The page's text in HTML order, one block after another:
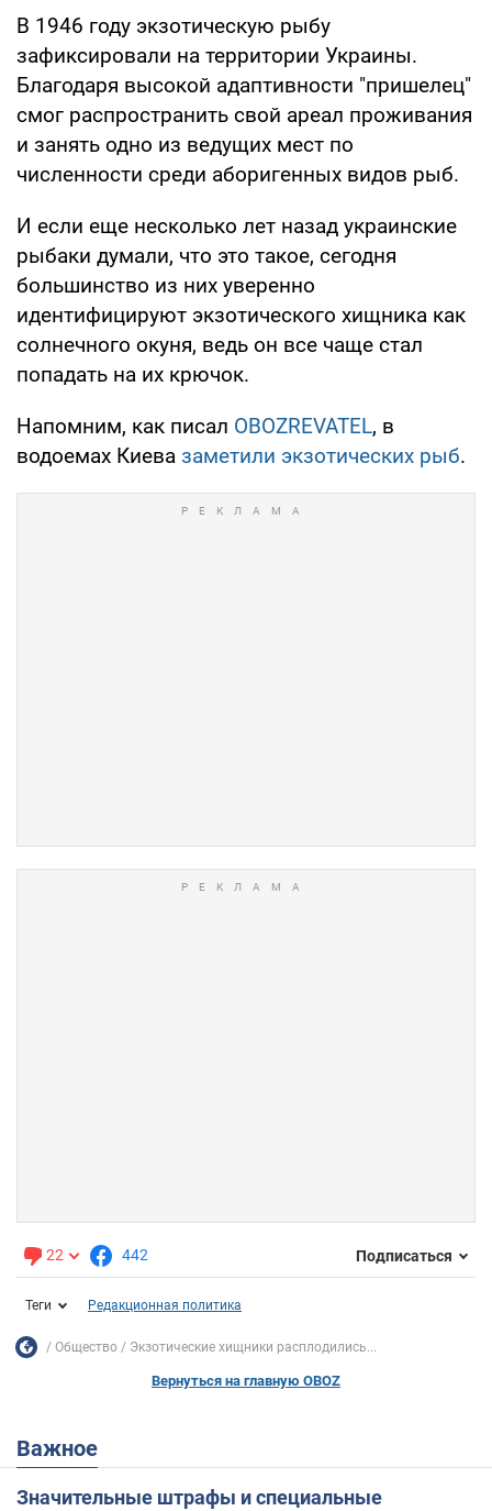
В 1946 году экзотическую рыбу
зафиксировали на территории Украины.
Благодаря высокой адаптивности "пришелец"
смог распространить свой ареал проживания
и занять одно из ведущих мест по
численности среди аборигенных видов рыб.
И если еще несколько лет назад украинские
рыбаки думали, что это такое, сегодня
большинство из них уверенно
идентифицируют экзотического хищника как
солнечного окуня, ведь он все чаще стал
попадать на их крючок.
Напомним, как писал OBOZREVATEL, в
водоемах Киева заметили экзотических рыб.
22 442 Подписаться
Теги Редакционная политика
Общество Экзотические хищники расплодились...
Вернуться на главную OBOZ
Важное
Значительные штрафы и специальные